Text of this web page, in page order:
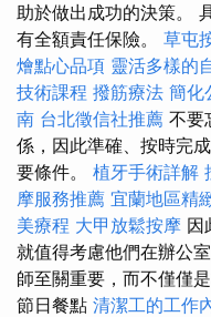
助於做出成功的決策。
有全額責任保險。 草屯
燴點心品項 靈活多樣的
技術課程 撥筋療法 簡化
南 台北徵信社推薦 不要
係，因此準確、按時完
要條件。 植牙手術詳解
摩服務推薦 宜蘭地區精
美療程 大甲放鬆按摩 因
就值得考慮他們在辦公
師至關重要，而不僅僅
節日餐點 清潔工的工作